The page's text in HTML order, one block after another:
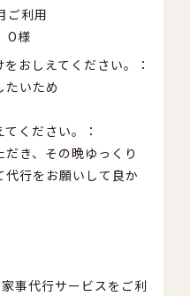
利用
O様
おしえてください。：
たいため
ください。：
き、その晩ゆっくり
行をお願いして良か
事代行サービスをご利